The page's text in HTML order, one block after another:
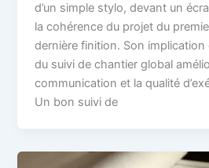
d’un simple stylo, devant un
la cohérence du projet du
dernière finition. Son implication
du suivi de chantier global
communication et la qualité
Un bon suivi de